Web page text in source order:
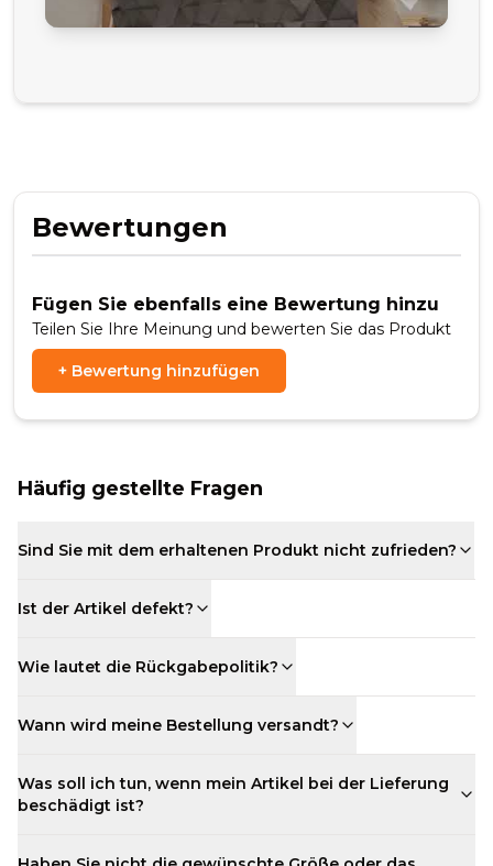
Bewertungen
Fügen Sie ebenfalls eine Bewertung hinzu
Teilen Sie Ihre Meinung und bewerten Sie das Produkt
+ Bewertung hinzufügen
Häufig gestellte Fragen
Sind Sie mit dem erhaltenen Produkt nicht zufrieden?
Ist der Artikel defekt?
Wie lautet die Rückgabepolitik?
Wann wird meine Bestellung versandt?
Was soll ich tun, wenn mein Artikel bei der Lieferung
beschädigt ist?